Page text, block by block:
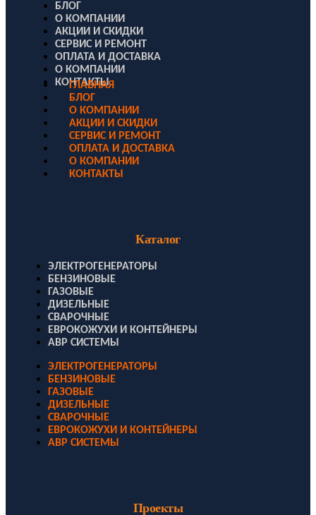
БЛОГ
О КОМПАНИИ
АКЦИИ И СКИДКИ
СЕРВИС И РЕМОНТ
ОПЛАТА И ДОСТАВКА
О КОМПАНИИ
КОНТАКТЫ
ГЛАВНАЯ
БЛОГ
О КОМПАНИИ
АКЦИИ И СКИДКИ
СЕРВИС И РЕМОНТ
ОПЛАТА И ДОСТАВКА
О КОМПАНИИ
КОНТАКТЫ
Каталог
ЭЛЕКТРОГЕНЕРАТОРЫ
БЕНЗИНОВЫЕ
ГАЗОВЫЕ
ДИЗЕЛЬНЫЕ
СВАРОЧНЫЕ
ЕВРОКОЖУХИ И КОНТЕЙНЕРЫ
АВР СИСТЕМЫ
ЭЛЕКТРОГЕНЕРАТОРЫ
БЕНЗИНОВЫЕ
ГАЗОВЫЕ
ДИЗЕЛЬНЫЕ
СВАРОЧНЫЕ
ЕВРОКОЖУХИ И КОНТЕЙНЕРЫ
АВР СИСТЕМЫ
Проекты